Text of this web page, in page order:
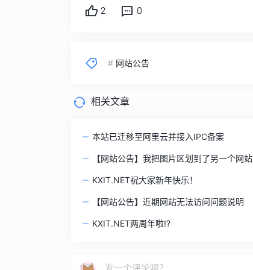
2 0
# 网站公告
相关文章
本站已迁移至阿里云并接入IPC备案
【网站公告】我把图片区划到了另一个网站
KXIT.NET祝大家新年快乐！
【网站公告】近期网站无法访问问题说明
KXIT.NET两周年啦!?